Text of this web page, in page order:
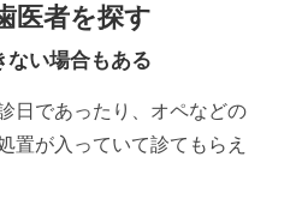
医者を探す
ない場合もある
日であったり、オペなどの
置が入っていて診てもらえ